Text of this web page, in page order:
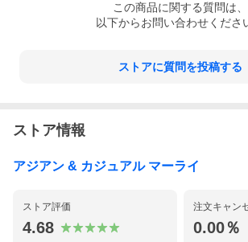
この商品に関する質問は、
以下からお問い合わせくださ
ストアに質問を投稿する
ストア情報
アジアン & カジュアル マーライ
ストア評価
4.68
注文キャン
0.00％